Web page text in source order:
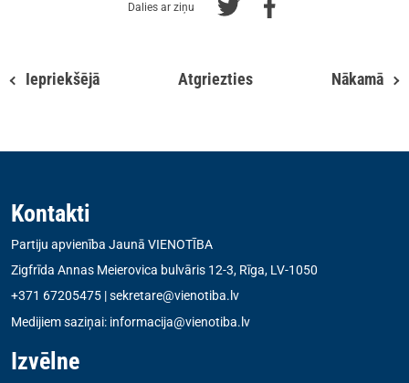
Dalies ar ziņu
Iepriekšējā Atgriezties Nākamā
Kontakti
Partiju apvienība Jaunā VIENOTĪBA
Zigfrīda Annas Meierovica bulvāris 12-3, Rīga, LV-1050
+371 67205475 |sekretare@vienotiba.lv
Medijiem saziņai: informacija@vienotiba.lv
Izvēlne